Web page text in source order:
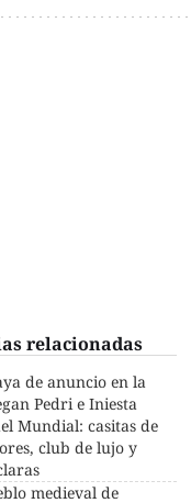
relacionadas
de anuncio en la
Pedri e Iniesta
Mundial: casitas de
club de lujo y
medieval de